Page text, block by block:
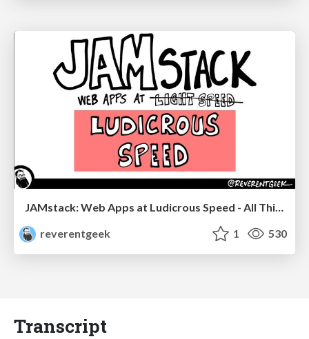
JAMstack: Web Apps at Ludicrous Speed - All Things Open 2022
reverentgeek
1 530
Transcript